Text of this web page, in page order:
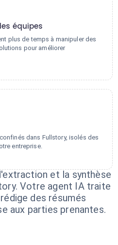
équipes
plus de temps à manipuler des
pour améliorer
dans Fullstory, isolés des
entreprise.
et la synthèse
Votre agent IA traite
des résumés
aux parties prenantes.